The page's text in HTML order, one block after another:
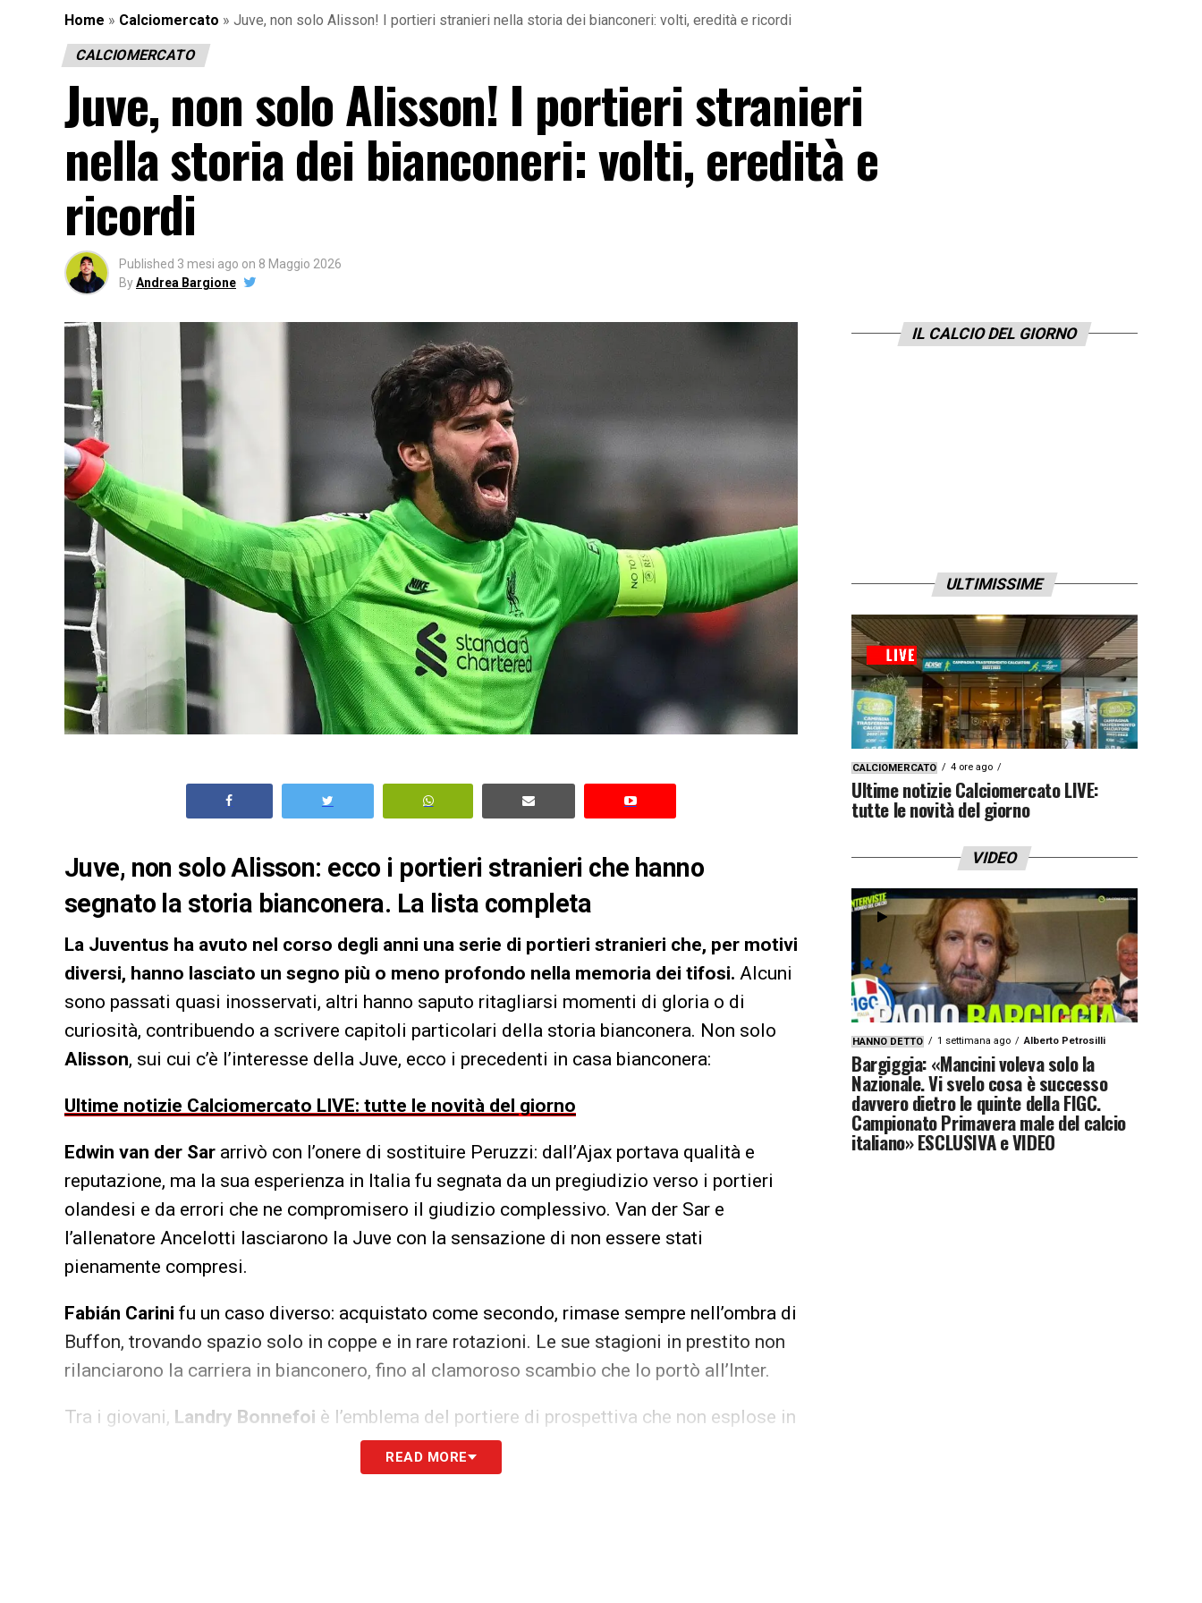
Home » Calciomercato » Juve, non solo Alisson! I portieri stranieri nella storia dei bianconeri: volti, eredità e ricordi
CALCIOMERCATO
Juve, non solo Alisson! I portieri stranieri
nella storia dei bianconeri: volti, eredità e
ricordi
Published 3 mesi ago on 8 Maggio 2026
ByAndrea Bargione
Juve, non solo Alisson: ecco i portieri stranieri che hanno
segnato la storia bianconera. La lista completa
La Juventus ha avuto nel corso degli anni una serie di portieri stranieri che, per motivi
diversi, hanno lasciato un segno più o meno profondo nella memoria dei tifosi. Alcuni
sono passati quasi inosservati, altri hanno saputo ritagliarsi momenti di gloria o di
curiosità, contribuendo a scrivere capitoli particolari della storia bianconera. Non solo
Alisson, sui cui c’è l’interesse della Juve, ecco i precedenti in casa bianconera:
Ultime notizie Calciomercato LIVE: tutte le novità del giorno
Edwin van der Sar arrivò con l’onere di sostituire Peruzzi: dall’Ajax portava qualità e
reputazione, ma la sua esperienza in Italia fu segnata da un pregiudizio verso i portieri
olandesi e da errori che ne compromisero il giudizio complessivo. Van der Sar e
l’allenatore Ancelotti lasciarono la Juve con la sensazione di non essere stati
pienamente compresi.
Fabián Carini fu un caso diverso: acquistato come secondo, rimase sempre nell’ombra di
Buffon, trovando spazio solo in coppe e in rare rotazioni. Le sue stagioni in prestito non
rilanciarono la carriera in bianconero, fino al clamoroso scambio che lo portò all’Inter.
Tra i giovani, Landry Bonnefoi è l’emblema del portiere di prospettiva che non esplose in
prima squadra: presenza nella Primavera e poche apparizioni in A, poi una carriera da
READ MORE
IL CALCIO DEL GIORNO
ULTIMISSIME
CALCIOMERCATO 4 ore ago
Ultime notizie Calciomercato LIVE:
tutte le novità del giorno
VIDEO
HANNO DETTO 1 settimana ago Alberto Petrosilli
Bargiggia: «Mancini voleva solo la
Nazionale. Vi svelo cosa è successo
davvero dietro le quinte della FIGC.
Campionato Primavera male del calcio
italiano» ESCLUSIVA e VIDEO